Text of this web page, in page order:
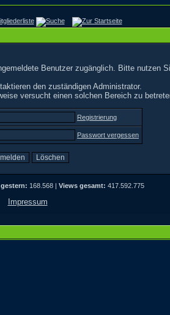
Benutzer zugänglich. Bitte nutzen
den zuständigen Administrator.
versucht einen solchen Bereich zu
Registrierung
Passwort vergessen
168.568 | Views gesamt: 417.592.775
Impressum